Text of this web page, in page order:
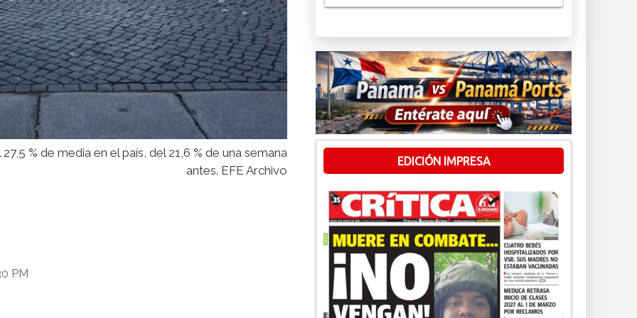
% de media en el país, del 21,6 % de una semana
antes. EFE Archivo
PM
EDICIÓN IMPRESA